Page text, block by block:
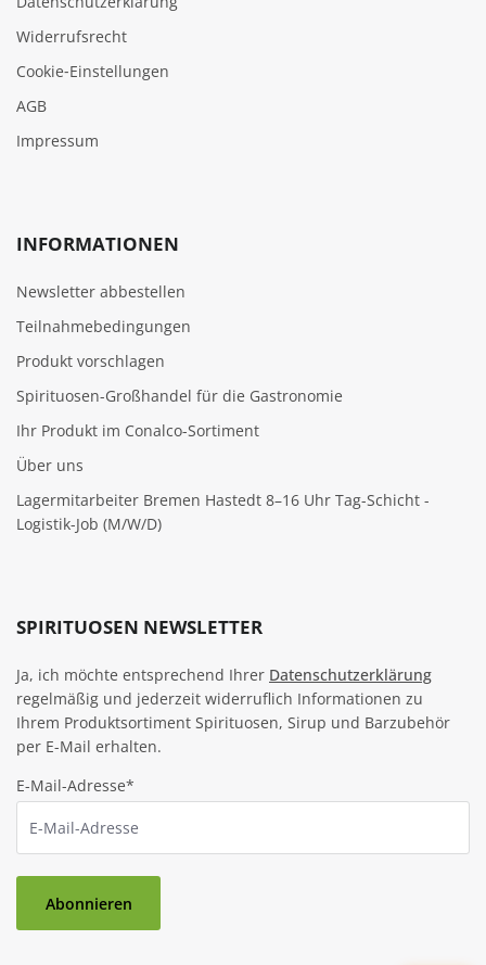
Widerrufsrecht
Cookie‑Einstellungen
AGB
Impressum
INFORMATIONEN
Newsletter abbestellen
Teilnahmebedingungen
Produkt vorschlagen
Spirituosen-Großhandel für die Gastronomie
Ihr Produkt im Conalco-Sortiment
Über uns
Lagermitarbeiter Bremen Hastedt 8–16 Uhr Tag-Schicht -
Logistik-Job (M/W/D)
SPIRITUOSEN NEWSLETTER
Ja, ich möchte entsprechend Ihrer Datenschutzerklärung
regelmäßig und jederzeit widerruflich Informationen zu
Ihrem Produktsortiment Spirituosen, Sirup und Barzubehör
per E-Mail erhalten.
E-Mail-Adresse*
Abonnieren